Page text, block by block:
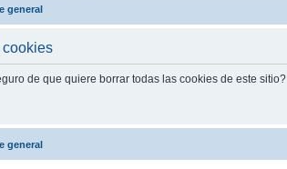
general
cookies
de que quiere borrar todas las cookies de este sitio?
general